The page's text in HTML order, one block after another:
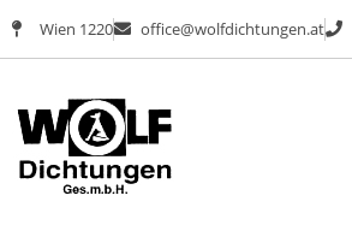
Wien 1220 office@wolfdichtungen.at